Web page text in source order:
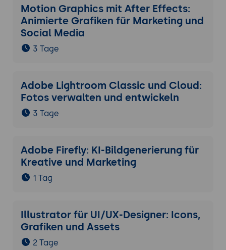
Motion Graphics mit After Effects:
Animierte Grafiken für Marketing und
Social Media
3 Tage
Adobe Lightroom Classic und Cloud:
Fotos verwalten und entwickeln
3 Tage
Adobe Firefly: KI-Bildgenerierung für
Kreative und Marketing
1 Tag
Illustrator für UI/UX-Designer: Icons,
Grafiken und Assets
2 Tage